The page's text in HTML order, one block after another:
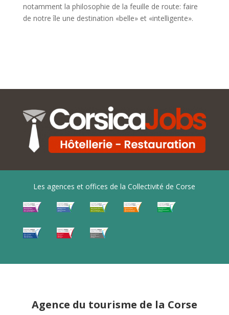
notamment la philosophie de la feuille de route: faire
de notre île une destination «belle» et «intelligente».
Les agences et offices de la Collectivité de Corse
Agence du tourisme de la Corse